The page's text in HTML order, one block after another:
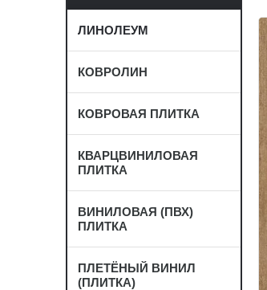
ЛИНОЛЕУМ
КОВРОЛИН
КОВРОВАЯ ПЛИТКА
КВАРЦВИНИЛОВАЯ
ПЛИТКА
ВИНИЛОВАЯ (ПВХ)
ПЛИТКА
ПЛЕТЁНЫЙ ВИНИЛ
(ПЛИТКА)